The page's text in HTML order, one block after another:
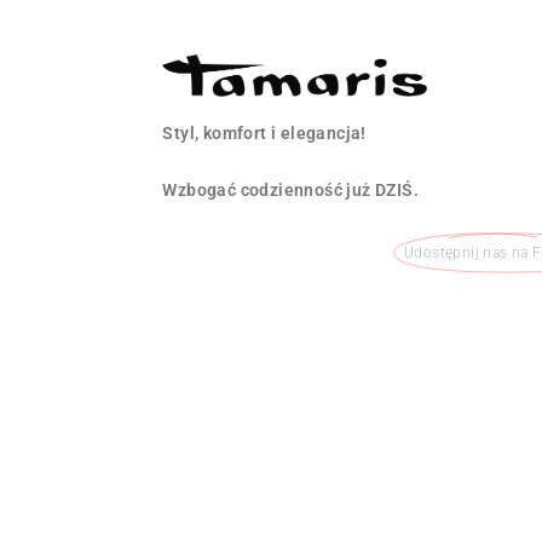
Styl, komfort i elegancja!
Wzbogać codzienność już DZIŚ.
Udostępnij nas na